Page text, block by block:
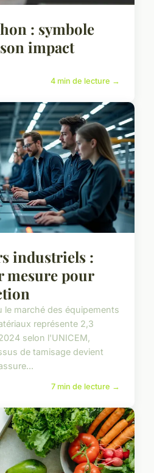
: symbole
impact
4 min de lecture →
industriels :
mesure pour
le marché des équipements
représente 2,3
selon l'UNICEM,
de tamisage devient
7 min de lecture →